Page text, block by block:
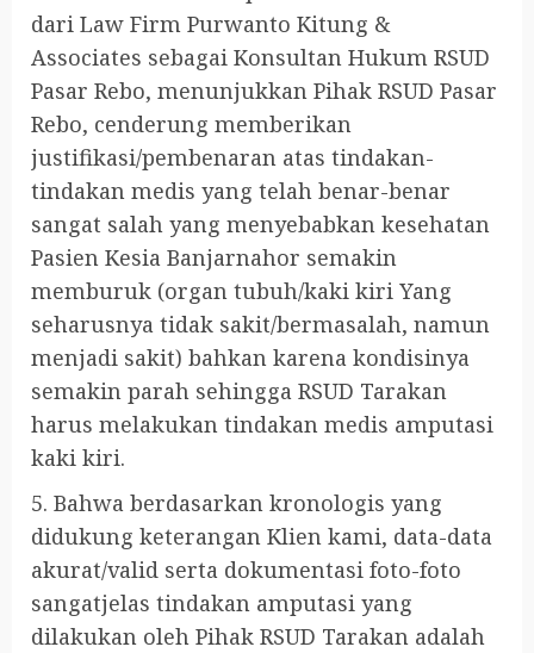
dari Law Firm Purwanto Kitung &
Associates sebagai Konsultan Hukum RSUD
Pasar Rebo, menunjukkan Pihak RSUD Pasar
Rebo, cenderung memberikan
justifikasi/pembenaran atas tindakan-
tindakan medis yang telah benar-benar
sangat salah yang menyebabkan kesehatan
Pasien Kesia Banjarnahor semakin
memburuk (organ tubuh/kaki kiri Yang
seharusnya tidak sakit/bermasalah, namun
menjadi sakit) bahkan karena kondisinya
semakin parah sehingga RSUD Tarakan
harus melakukan tindakan medis amputasi
kaki kiri.
5. Bahwa berdasarkan kronologis yang
didukung keterangan Klien kami, data-data
akurat/valid serta dokumentasi foto-foto
sangatjelas tindakan amputasi yang
dilakukan oleh Pihak RSUD Tarakan adalah